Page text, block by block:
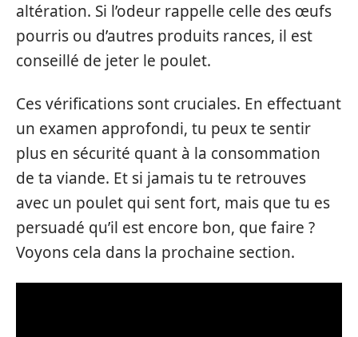
altération. Si l’odeur rappelle celle des œufs
pourris ou d’autres produits rances, il est
conseillé de jeter le poulet.
Ces vérifications sont cruciales. En effectuant
un examen approfondi, tu peux te sentir
plus en sécurité quant à la consommation
de ta viande. Et si jamais tu te retrouves
avec un poulet qui sent fort, mais que tu es
persuadé qu’il est encore bon, que faire ?
Voyons cela dans la prochaine section.